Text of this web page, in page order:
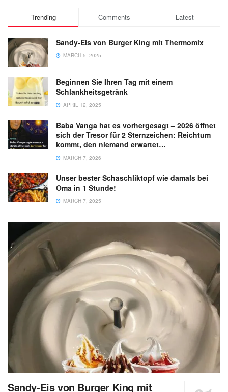
Trending Comments Latest
Sandy-Eis von Burger King mit Thermomix
MARCH 5, 2025
Beginnen Sie Ihren Tag mit einem
Schlankheitsgetränk
APRIL 12, 2025
Baba Vanga hat es vorhergesagt – 2026 öffnet
sich der Tresor für 2 Sternzeichen: Reichtum
kommt, den niemand erwartet…
MARCH 7, 2026
Unser bester Schaschliktopf wie damals bei
Oma in 1 Stunde!
MARCH 7, 2025
Sandy-Eis von Burger King mit